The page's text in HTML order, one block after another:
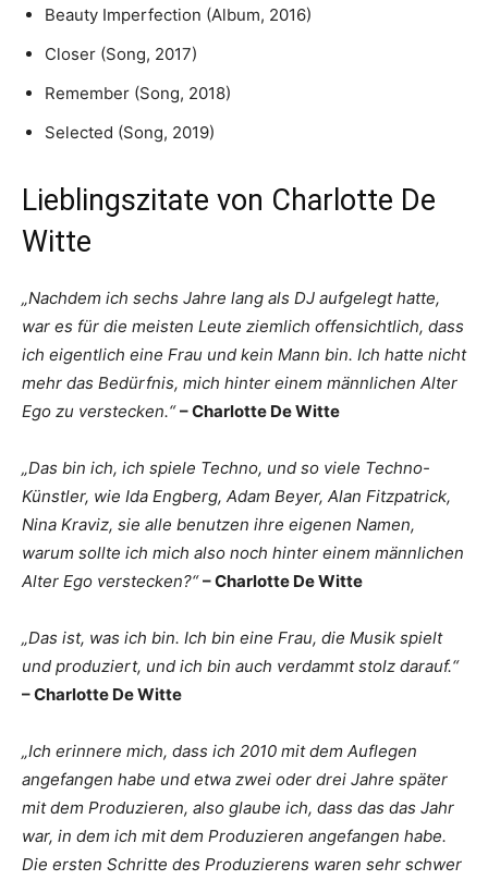
Beauty Imperfection (Album, 2016)
Closer (Song, 2017)
Remember (Song, 2018)
Selected (Song, 2019)
Lieblingszitate von Charlotte De
Witte
„Nachdem ich sechs Jahre lang als DJ aufgelegt hatte,
war es für die meisten Leute ziemlich offensichtlich, dass
ich eigentlich eine Frau und kein Mann bin. Ich hatte nicht
mehr das Bedürfnis, mich hinter einem männlichen Alter
Ego zu verstecken.“ – Charlotte De Witte
„Das bin ich, ich spiele Techno, und so viele Techno-
Künstler, wie Ida Engberg, Adam Beyer, Alan Fitzpatrick,
Nina Kraviz, sie alle benutzen ihre eigenen Namen,
warum sollte ich mich also noch hinter einem männlichen
Alter Ego verstecken?“ – Charlotte De Witte
„Das ist, was ich bin. Ich bin eine Frau, die Musik spielt
und produziert, und ich bin auch verdammt stolz darauf.“
– Charlotte De Witte
„Ich erinnere mich, dass ich 2010 mit dem Auflegen
angefangen habe und etwa zwei oder drei Jahre später
mit dem Produzieren, also glaube ich, dass das das Jahr
war, in dem ich mit dem Produzieren angefangen habe.
Die ersten Schritte des Produzierens waren sehr schwer